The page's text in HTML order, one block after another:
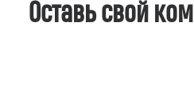
Оставь свой